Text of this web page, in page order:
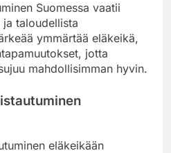
Suomessa vaatii
ja taloudellista
ymmärtää eläkeikä,
jotta
mahdollisimman hyvin.
eläkeikään